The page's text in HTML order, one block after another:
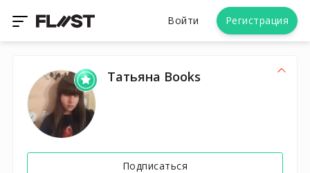
Войти Регистрация
Татьяна Books
Подписаться